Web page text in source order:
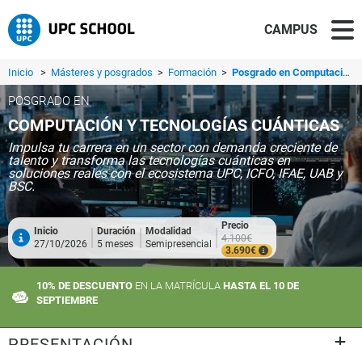
CAMPUS
Inicio > Másteres y posgrados > Formación > Posgrado en Computación y Tecnologías Cuánticas
POSGRADO EN
COMPUTACIÓN Y TECNOLOGÍAS CUÁNTICAS
Impulsa tu carrera en un sector con demanda creciente de
talento y transforma las tecnologías cuánticas en
soluciones reales con el ecosistema UPC, ICFO, IFAE, UAB y
BSC.
Inicio
27/10/2026
Duración
5 meses
Modalidad
Semipresencial
Precio
4.100€
3.690€
10% DE DESCUENTO EN LA MATRÍCULA HASTA EL 10 DE
SEPTIEMBRE